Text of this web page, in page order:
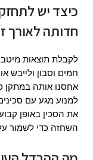
כיצד יש
חדותה לאורך
לקבלת תוצאות
חמים וסבון ולייבש
אחסנו אותה במתקן
למנוע מגע עם
את הסכין באופן
השחזה כדי לשמור